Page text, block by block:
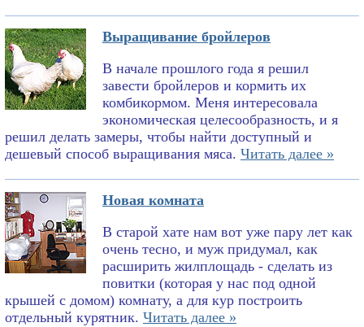
Выращивание бройлеров
В начале прошлого года я решил
завести бройлеров и кормить их
комбикормом. Меня интересовала
экономическая целесообразность, и я
решил делать замеры, чтобы найти доступный и
дешевый способ выращивания мяса. Читать далее »
Новая комната
В старой хате нам вот уже пару лет как
очень тесно, и муж придумал, как
расширить жилплощадь - сделать из
повитки (которая у нас под одной
крышей с домом) комнату, а для кур построить
отдельный курятник. Читать далее »